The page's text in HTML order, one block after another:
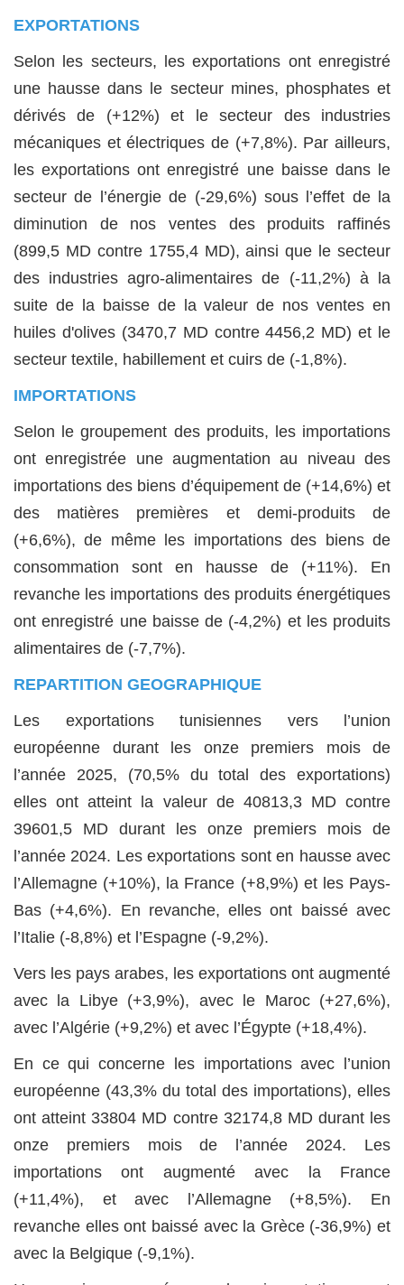
EXPORTATIONS
Selon les secteurs, les exportations ont enregistré
une hausse dans le secteur mines, phosphates et
dérivés de (+12%) et le secteur des industries
mécaniques et électriques de (+7,8%). Par ailleurs,
les exportations ont enregistré une baisse dans le
secteur de l’énergie de (-29,6%) sous l’effet de la
diminution de nos ventes des produits raffinés
(899,5 MD contre 1755,4 MD), ainsi que le secteur
des industries agro-alimentaires de (-11,2%) à la
suite de la baisse de la valeur de nos ventes en
huiles d'olives (3470,7 MD contre 4456,2 MD) et le
secteur textile, habillement et cuirs de (-1,8%).
IMPORTATIONS
Selon le groupement des produits, les importations
ont enregistrée une augmentation au niveau des
importations des biens d’équipement de (+14,6%) et
des matières premières et demi-produits de
(+6,6%), de même les importations des biens de
consommation sont en hausse de (+11%). En
revanche les importations des produits énergétiques
ont enregistré une baisse de (-4,2%) et les produits
alimentaires de (-7,7%).
REPARTITION GEOGRAPHIQUE
Les exportations tunisiennes vers l’union
européenne durant les onze premiers mois de
l’année 2025, (70,5% du total des exportations)
elles ont atteint la valeur de 40813,3 MD contre
39601,5 MD durant les onze premiers mois de
l’année 2024. Les exportations sont en hausse avec
l’Allemagne (+10%), la France (+8,9%) et les Pays-
Bas (+4,6%). En revanche, elles ont baissé avec
l’Italie (-8,8%) et l’Espagne (-9,2%).
Vers les pays arabes, les exportations ont augmenté
avec la Libye (+3,9%), avec le Maroc (+27,6%),
avec l’Algérie (+9,2%) et avec l’Égypte (+18,4%).
En ce qui concerne les importations avec l’union
européenne (43,3% du total des importations), elles
ont atteint 33804 MD contre 32174,8 MD durant les
onze premiers mois de l’année 2024. Les
importations ont augmenté avec la France
(+11,4%), et avec l’Allemagne (+8,5%). En
revanche elles ont baissé avec la Grèce (-36,9%) et
avec la Belgique (-9,1%).